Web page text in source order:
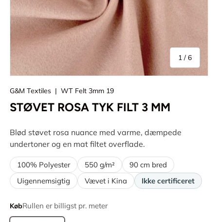
1 /af
6
G&M Textiles | WT Felt 3mm 19
STØVET ROSA TYK FILT 3 MM
Blød støvet rosa nuance med varme, dæmpede
undertoner og en mat filtet overflade.
100% Polyester 550 g/m²
90 cm bred
Uigennemsigtig
Vævet i Kina Ikke certificeret
KøbRullen er billigst pr. meter